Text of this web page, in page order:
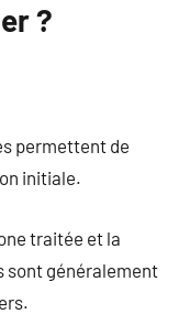
?
permettent de
initiale.
traitée et la
sont généralement